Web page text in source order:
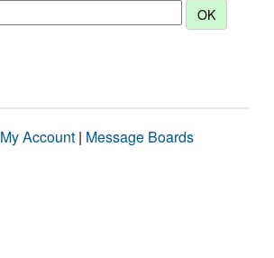
My Account | Message Boards